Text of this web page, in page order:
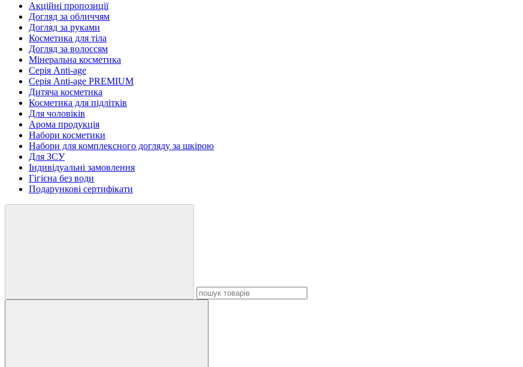
Акційні пропозиції
Догляд за обличчям
Догляд за руками
Косметика для тіла
Догляд за волоссям
Мінеральна косметика
Серія Anti-age
Серія Anti-age PREMIUM
Дитяча косметика
Косметика для підлітків
Для чоловіків
Арома продукція
Набори косметики
Набори для комплексного догляду за шкірою
Для ЗСУ
Індивідуальні замовлення
Гігієна без води
Подарункові сертифікати